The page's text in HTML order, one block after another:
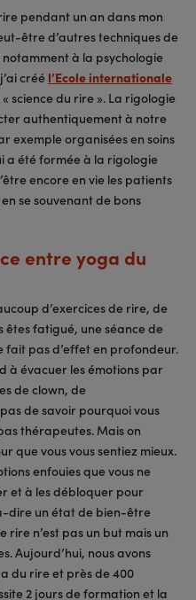
pendant un an dans mon
être d’autres techniques de
notamment à la psychologie
créé l’Ecole internationale
science du rire ». La rigologie
authentiquement à notre
exemple organisées en soins
a été formée à la rigologie
encore en vie les patients
se souvenant de bons
entre yoga du
d’exercices de rire, de
êtes fatigué, une séance de
fait pas d’effet en profondeur.
à évacuer les émotions par
de clown, de
de savoir pourquoi vous
thérapeutes. Mais on
que vous vous sentiez mieux.
enfouies que vous ne
et à les débloquer pour
dire un état de bien-être
rire n’est pas un but mais un
Aujourd’hui, nous avons
du rire et près de 400
2 jours de formation et la